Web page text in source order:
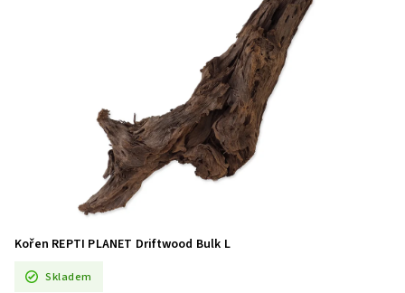
Kořen REPTI PLANET Driftwood Bulk L
Skladem